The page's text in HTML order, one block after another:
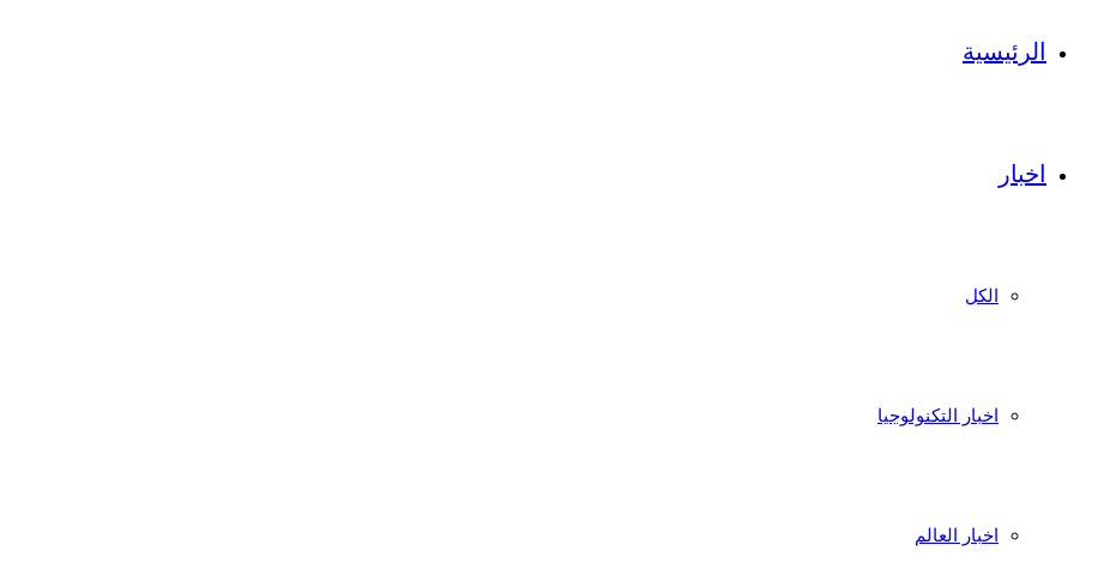
الرئيسية
اخبار
الكل
اخبار التكنولوجيا
اخبار العالم